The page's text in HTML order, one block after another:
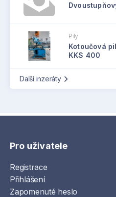
Pily
Kotoučová
KKS 400
Další inzeráty
Pro uživatele
Registrace
Přihlášení
Zapomenuté heslo